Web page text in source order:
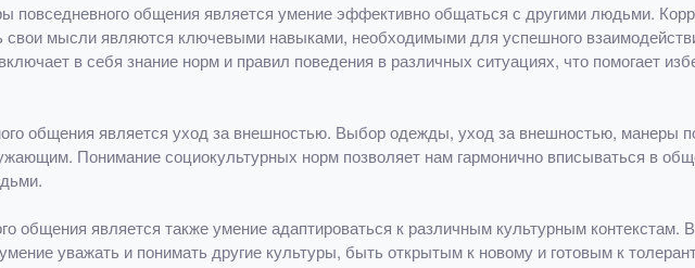
повседневного общения является умение эффективно общаться с другими людьми.
свои мысли являются ключевыми навыками, необходимыми для успешного
в себя знание норм и правил поведения в различных ситуациях, что помогает
общения является уход за внешностью. Выбор одежды, уход за внешностью, манеры
Понимание социокультурных норм позволяет нам гармонично вписываться в
общения является также умение адаптироваться к различным культурным контекстам.
уважать и понимать другие культуры, быть открытым к новому и готовым к